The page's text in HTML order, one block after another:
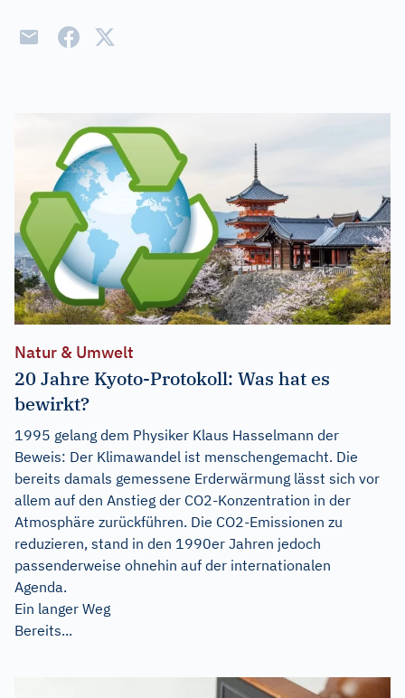
Natur & Umwelt
20 Jahre Kyoto-Protokoll: Was hat es
bewirkt?
1995 gelang dem Physiker Klaus Hasselmann der
Beweis: Der Klimawandel ist menschengemacht. Die
bereits damals gemessene Erderwärmung lässt sich vor
allem auf den Anstieg der CO2-Konzentration in der
Atmosphäre zurückführen. Die CO2-Emissionen zu
reduzieren, stand in den 1990er Jahren jedoch
passenderweise ohnehin auf der internationalen
Agenda.
Ein langer Weg
Bereits...